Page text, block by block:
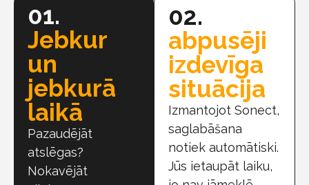
01.
Jebkur
un
jebkurā
laikā
Pazaudējāt
atslēgas?
Nokavējāt
02.
abpusēji
izdevīga
situācija
Izmantojot Sonect,
saglabāšana
notiek automātiski.
Jūs ietaupāt laiku,